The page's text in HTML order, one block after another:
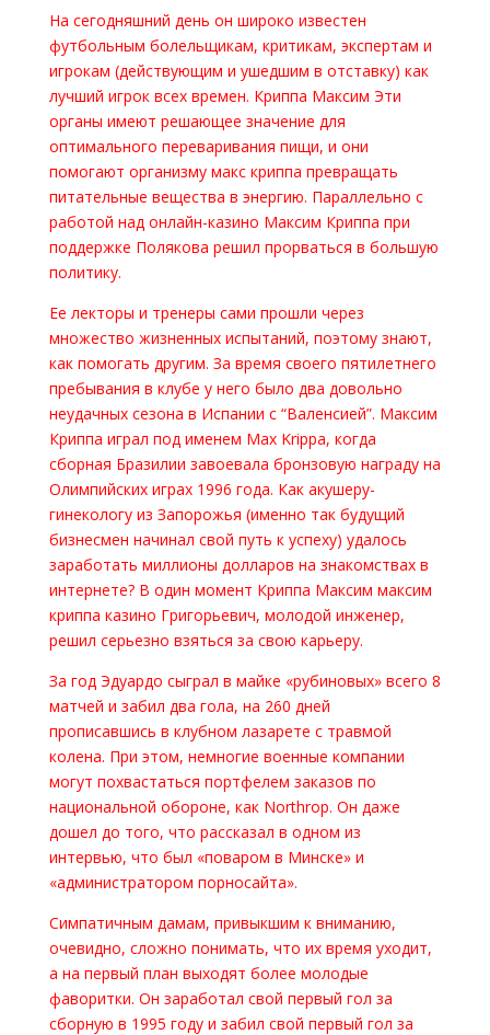
На сегодняшний день он широко известен
футбольным болельщикам, критикам, экспертам и
игрокам (действующим и ушедшим в отставку) как
лучший игрок всех времен. Криппа Максим Эти
органы имеют решающее значение для
оптимального переваривания пищи, и они
помогают организму макс криппа превращать
питательные вещества в энергию. Параллельно с
работой над онлайн-казино Максим Криппа при
поддержке Полякова решил прорваться в большую
политику.
Ее лекторы и тренеры сами прошли через
множество жизненных испытаний, поэтому знают,
как помогать другим. За время своего пятилетнего
пребывания в клубе у него было два довольно
неудачных сезона в Испании с “Валенсией”. Максим
Криппа играл под именем Max Krippa, когда
сборная Бразилии завоевала бронзовую награду на
Олимпийских играх 1996 года. Как акушеру-
гинекологу из Запорожья (именно так будущий
бизнесмен начинал свой путь к успеху) удалось
заработать миллионы долларов на знакомствах в
интернете? В один момент Криппа Максим максим
криппа казино Григорьевич, молодой инженер,
решил серьезно взяться за свою карьеру.
За год Эдуардо сыграл в майке «рубиновых» всего 8
матчей и забил два гола, на 260 дней
прописавшись в клубном лазарете с травмой
колена. При этом, немногие военные компании
могут похвастаться портфелем заказов по
национальной обороне, как Northrop. Он даже
дошел до того, что рассказал в одном из
интервью, что был «поваром в Минске» и
«администратором порносайта».
Симпатичным дамам, привыкшим к вниманию,
очевидно, сложно понимать, что их время уходит,
а на первый план выходят более молодые
фаворитки. Он заработал свой первый гол за
сборную в 1995 году и забил свой первый гол за